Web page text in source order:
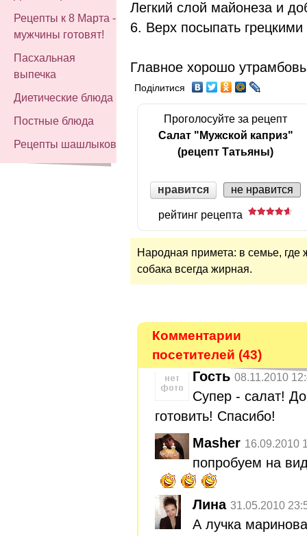
Рецепты к 8 Марта -
мужчины готовят!
Пасхальная
выпечка
Диетические блюда
Постные блюда
Рецепты шашлыков
Легкий слой майонеза и
6. Верх посыпать
Главное хорошо
Поділитися
Проголосуйте за рецепт
Салат "Мужской каприз"
(рецепт Татьяны)
нравится не нравится
рейтинг рецепта
Народная примета: в семье, где
собака всегда жирная.
Комментарии
посетителей (43)
Гость 08.11.2010
Супер - салат!
готовить! Спасибо!
Masher 16.09.2010
попробуем на
Лина 31.05.2010
А лучка